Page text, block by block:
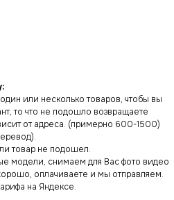
или несколько товаров, чтобы вы
то что не подошло возвращаете
от адреса. (примерно 600-1500)
товар не подошел.
модели, снимаем для Вас фото видео
оплачиваете и мы отправляем.
на Яндексе.